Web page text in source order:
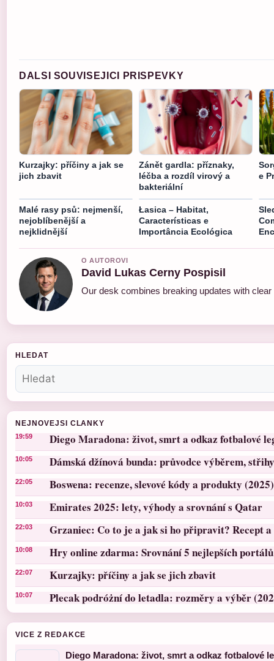
DALSI SOUVISEJICI PRISPEVKY
Kurzajky: příčiny a jak se
jich zbavit
Zánět gardla: příznaky,
léčba a rozdíl virový a
bakteriální
e
Malé rasy psů: nejmenší,
nejoblíbenější a
nejklidnější
Łasica – Habitat,
Características e
Importância Ecológica
O AUTOROVI
David Lukas Cerny Pospisil
Our desk combines breaking updates with
HLEDAT
NEJNOVEJSI CLANKY
19:59 Diego Maradona: život, smrt a odkaz fotbalové
10:05 Dámská džínová bunda: průvodce výběrem,
22:05 Boswena: recenze, slevové kódy a produkty (2025)
10:03 Emirates 2025: lety, výhody a srovnání s Qatar
22:03 Grzaniec: Co to je a jak si ho připravit? Recept
10:08 Hry online zdarma: Srovnání 5 nejlepších portálů
22:07 Kurzajky: příčiny a jak se jich zbavit
10:07 Plecak podróżní do letadla: rozměry a výběr
VICE Z REDAKCE
Diego Maradona: život, smrt a odkaz fotbalové